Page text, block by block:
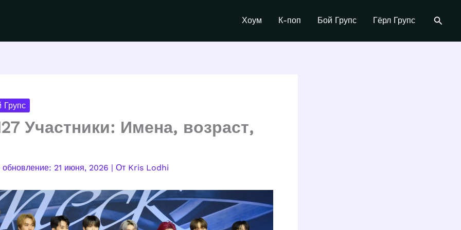
Хоум К-поп Бой Групс Гёрл Групс Поиск
Групс
Участники: Имена, возраст,
21 июня, 2026 | От Kris Lodhi